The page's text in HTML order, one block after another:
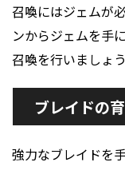
召喚にはジェムが
ンからジェムを手
召喚を行いましょう
ブレイドの
強力なブレイドを